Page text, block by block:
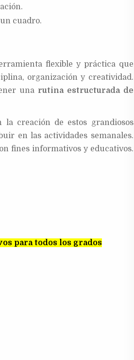
cuadro.
flexible y práctica que
organización y creatividad.
una rutina estructurada de
creación de estos grandiosos
en las actividades semanales.
fines informativos y educativos.
para todos los grados